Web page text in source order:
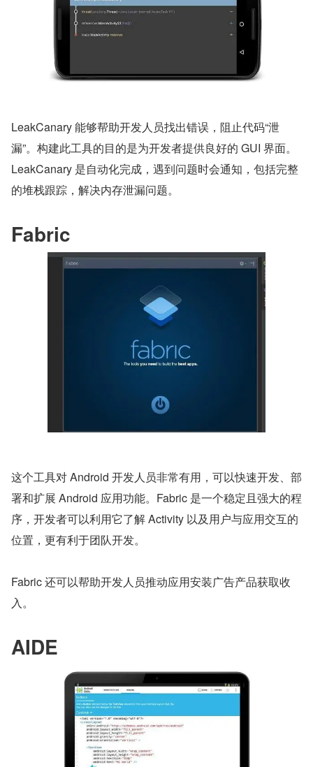
LeakCanary 能够帮助开发人员找出错误，阻止代码“泄
漏”。构建此工具的目的是为开发者提供良好的 GUI 界面。
LeakCanary 是自动化完成，遇到问题时会通知，包括完整
的堆栈跟踪，解决内存泄漏问题。
Fabric
这个工具对 Android 开发人员非常有用，可以快速开发、部
署和扩展 Android 应用功能。Fabric 是一个稳定且强大的程
序，开发者可以利用它了解 Activity 以及用户与应用交互的
位置，更有利于团队开发。
Fabric 还可以帮助开发人员推动应用安装广告产品获取收
入。
AIDE